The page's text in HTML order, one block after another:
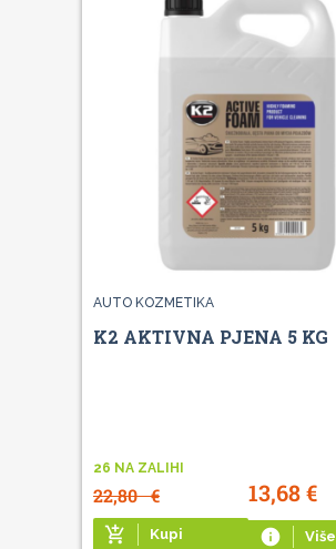
AUTO KOZMETIKA
K2 AKTIVNA PJENA 5 KG
26 NA ZALIHI
22,80€ 13,68€
add_shopping_cart Kupi info Više